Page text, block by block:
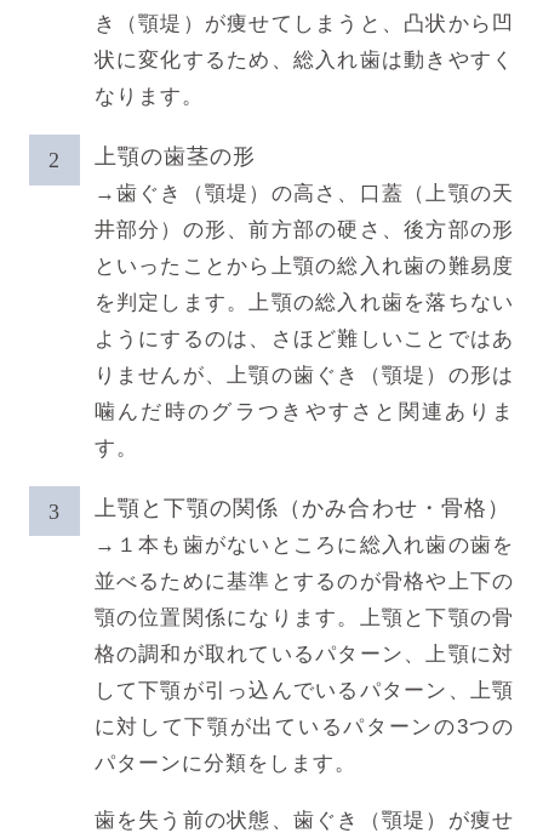
き（顎堤）が痩せてしまうと、凸状から凹
状に変化するため、総入れ歯は動きやすく
なります。
上顎の歯茎の形
→歯ぐき（顎堤）の高さ、口蓋（上顎の天
井部分）の形、前方部の硬さ、後方部の形
といったことから上顎の総入れ歯の難易度
を判定します。上顎の総入れ歯を落ちない
ようにするのは、さほど難しいことではあ
りませんが、上顎の歯ぐき（顎堤）の形は
噛んだ時のグラつきやすさと関連ありま
す。
上顎と下顎の関係（かみ合わせ・骨格）
→１本も歯がないところに総入れ歯の歯を
並べるために基準とするのが骨格や上下の
顎の位置関係になります。上顎と下顎の骨
格の調和が取れているパターン、上顎に対
して下顎が引っ込んでいるパターン、上顎
に対して下顎が出ているパターンの3つの
パターンに分類をします。
歯を失う前の状態、歯ぐき（顎堤）が痩せ